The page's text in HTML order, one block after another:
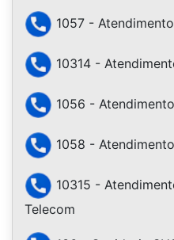
1057 -
10314 -
1056 -
1058 -
10315 -
Telecom